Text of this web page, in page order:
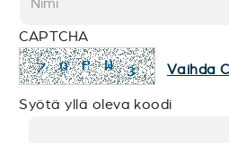
CAPTCHA
Vaihda
Syötä yllä oleva koodi